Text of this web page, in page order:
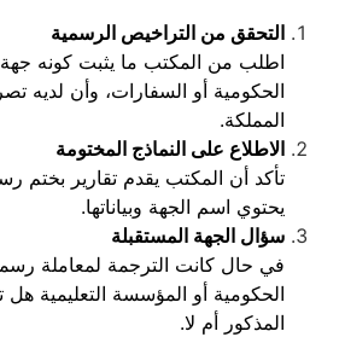
التحقق من التراخيص الرسمية
اطلب من المكتب ما يثبت كونه
الحكومية أو السفارات، وأن لديه
المملكة.
الاطلاع على النماذج المختومة
تأكد أن المكتب يقدم تقارير بختم
يحتوي اسم الجهة وبياناتها.
سؤال الجهة المستقبلة
في حال كانت الترجمة لمعاملة
الحكومية أو المؤسسة التعليمية
المذكور أم لا.